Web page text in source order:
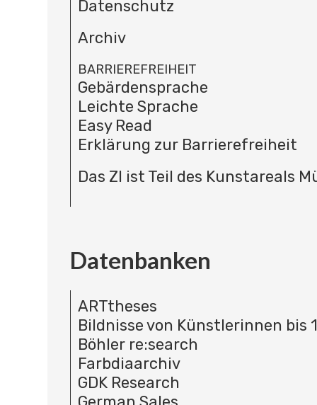
Datenschutz
Archiv
BARRIEREFREIHEIT
Gebärdensprache
Leichte Sprache
Easy Read
Erklärung zur Barrierefreiheit
Das ZI ist Teil des Kunstareals
Datenbanken
ARTtheses
Bildnisse von Künstlerinnen bis
Böhler re:search
Farbdiaarchiv
GDK Research